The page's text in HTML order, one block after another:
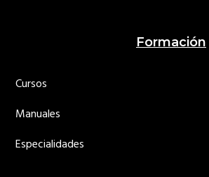
Footer
Formación
Cursos
Manuales
Especialidades